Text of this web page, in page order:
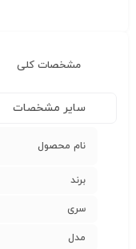
مشخصات کلی
سایر مشخصات
نام محصول
برند
سری
مدل